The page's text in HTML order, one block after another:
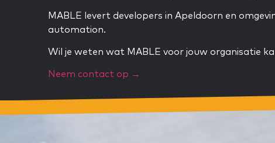
MABLE levert developers in Apeldoorn en
automation.
Wil je weten wat MABLE voor jouw organisatie
Neem contact op →